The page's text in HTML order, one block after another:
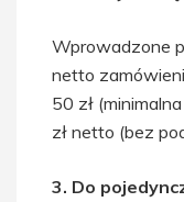
Wprowadzone
netto
50 zł
zł netto (bez
3. Do